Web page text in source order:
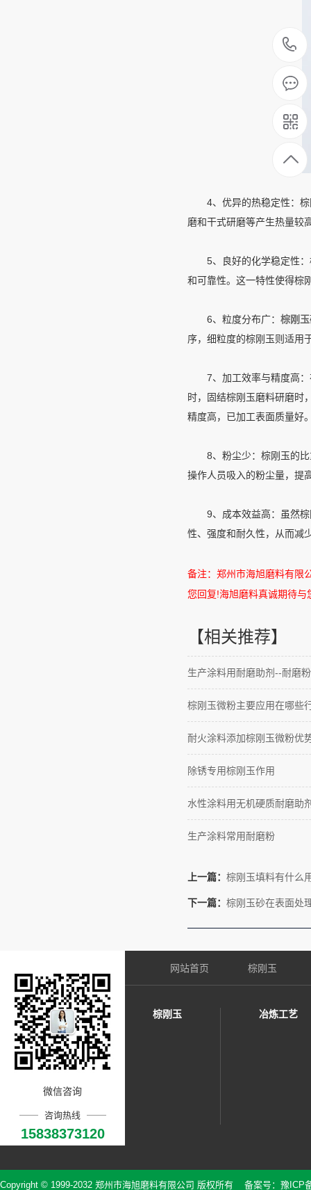
4、优异的热稳定性：棕
磨和干式研磨等产生热量较
5、良好的化学稳定性：
和可靠性。这一特性使得棕
6、粒度分布广： 棕刚玉
序，细粒度的棕刚玉则适用
7、加工效率与精度高：
时，固结棕刚玉磨料研磨时
精度高，已加工表面质量好
8、粉尘少：棕刚玉的比
操作人员吸入的粉尘量，提
9、成本效益高：虽然棕
性、强度和耐久性，从而减
备注：郑州市海旭磨料有限
您回复!海旭磨料真诚期待与
【相关推荐】
生产涂料用耐磨助剂--耐磨粉
棕刚玉微粉主要应用在哪些
耐火涂料添加棕刚玉微粉优
除锈专用棕刚玉作用
水性涂料用无机硬质耐磨助
生产涂料常用耐磨粉
上一篇： 棕刚玉填料有什么
下一篇： 棕刚玉砂在表面处
微信咨询
咨询热线
15838373120
网站首页 棕刚玉
棕刚玉 冶炼工艺
Copyright © 1999-2032 郑州市海旭磨料有限公司 版权所有 备案号： 豫ICP